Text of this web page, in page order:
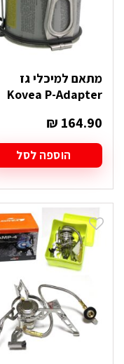
מתאם למיכלי גז
Kovea P-Adapter
₪ 164.90
הוספה לסל